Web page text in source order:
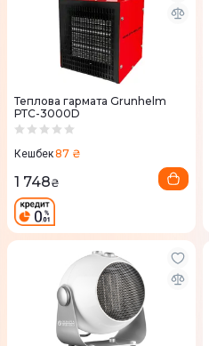
Теплова гармата Grunhelm
РТС-3000D
Кешбек87 ₴
1 748₴